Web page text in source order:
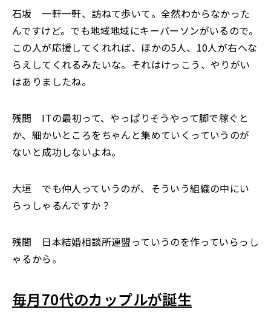
石坂 一軒一軒、訪ねて歩いて。全然わからなかった
んですけど。でも地域地域にキーパーソンがいるので。
この人が応援してくれれば、ほかの5人、10人が右へな
らえしてくれるみたいな。それはけっこう、やりがい
はありましたね。
残間 ITの最初って、やっぱりそうやって脚で稼ぐと
か、細かいところをちゃんと集めていくっていうのが
ないと成功しないよね。
大垣 でも仲人っていうのが、そういう組織の中にい
らっしゃるんですか？
残間 日本結婚相談所連盟っていうのを作っていらっし
ゃるから。
毎月70代のカップルが誕生